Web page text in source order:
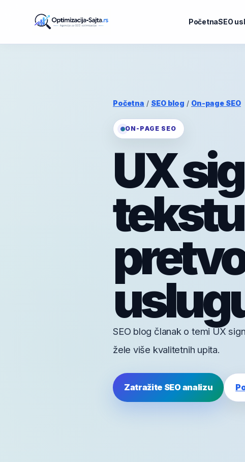
PočetnaSEO
Početna / SEO blog / On-page SEO
ON-PAGE SEO
UX
SEO blog članak o temi UX
žele više kvalitetnih upita.
Zatražite SEO analizu